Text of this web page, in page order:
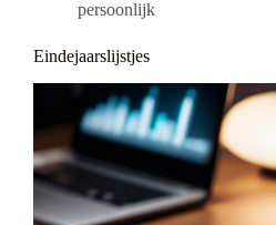
persoonlijk
Eindejaarslijstjes